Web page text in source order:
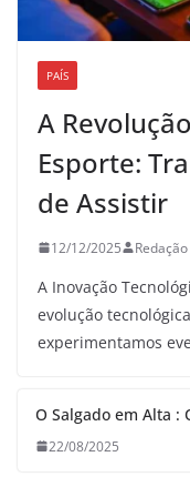
PAÍS
A
Esporte:
de Assistir
12/12/2025
A Inovação
evolução
experimentamos
O Salgado em Alta :
22/08/2025